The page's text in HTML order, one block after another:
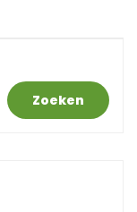
Zoeken